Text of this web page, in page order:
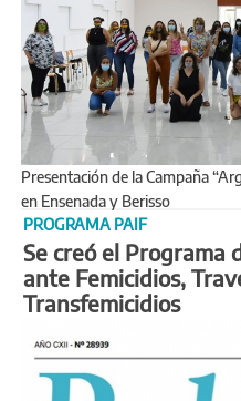
Presentación de la Campaña “Argentina unida contra las violencias”
en Ensenada y Berisso
PROGRAMA PAIF
Se creó el Programa
ante Femicidios,
Transfemicidios